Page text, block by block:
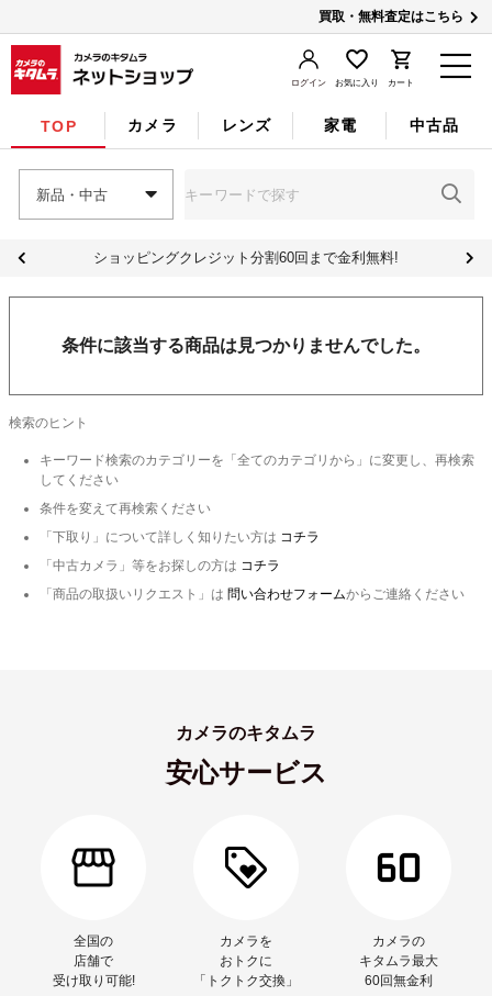
買取・無料査定はこちら
ログイン お気に入り カート
TOP カメラ レンズ 家電 中古品
新品・中古
ショッピングクレジット分割60回まで金利無料!
条件に該当する商品は見つかりませんでした。
検索のヒント
キーワード検索のカテゴリーを「全てのカテゴリから」に変更し、再検索
してください
条件を変えて再検索ください
「下取り」について詳しく知りたい方は コチラ
「中古カメラ」等をお探しの方は コチラ
「商品の取扱いリクエスト」は 問い合わせフォームからご連絡ください
カメラのキタムラ
安心サービス
全国の
店舗で
受け取り可能!
カメラを
おトクに
「トクトク交換」
カメラの
キタムラ最大
60回無金利